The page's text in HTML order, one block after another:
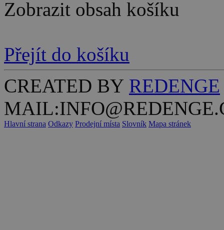
Zobrazit obsah košíku
Přejít do košíku
CREATED BY REDENGE
Hlavní strana Odkazy Prodejní místa Slovník Mapa stránek